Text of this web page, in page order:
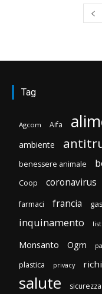
Tag
Agcom Aifa
ambiente
benessere animale
Coop coronavirus
farmaci francia gas
inquinamento
Monsanto Ogm
plastica privacy
salute sicurezza